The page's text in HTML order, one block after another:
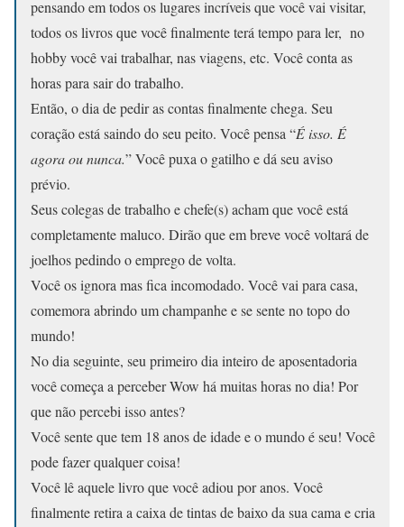
pensando em todos os lugares incríveis que você vai visitar,
todos os livros que você finalmente terá tempo para ler, no
hobby você vai trabalhar, nas viagens, etc. Você conta as
horas para sair do trabalho.
Então, o dia de pedir as contas finalmente chega. Seu
coração está saindo do seu peito. Você pensa “É isso. É
agora ou nunca.” Você puxa o gatilho e dá seu aviso
prévio.
Seus colegas de trabalho e chefe(s) acham que você está
completamente maluco. Dirão que em breve você voltará de
joelhos pedindo o emprego de volta.
Você os ignora mas fica incomodado. Você vai para casa,
comemora abrindo um champanhe e se sente no topo do
mundo!
No dia seguinte, seu primeiro dia inteiro de aposentadoria
você começa a perceber Wow há muitas horas no dia! Por
que não percebi isso antes?
Você sente que tem 18 anos de idade e o mundo é seu! Você
pode fazer qualquer coisa!
Você lê aquele livro que você adiou por anos. Você
finalmente retira a caixa de tintas de baixo da sua cama e cria